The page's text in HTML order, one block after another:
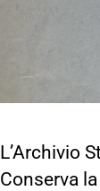
L’Archivio
Conserva